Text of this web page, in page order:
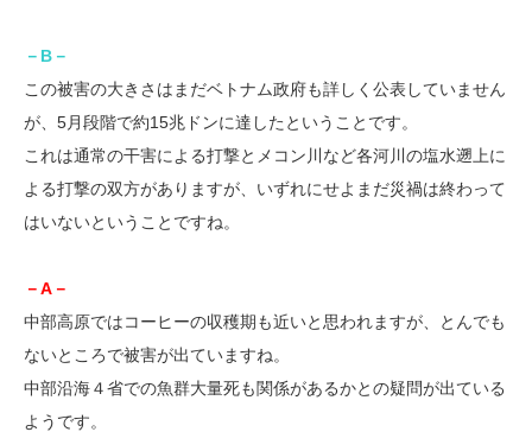
－B－
この被害の大きさはまだベトナム政府も詳しく公表していません
が、5月段階で約15兆ドンに達したということです。
これは通常の干害による打撃とメコン川など各河川の塩水遡上に
よる打撃の双方がありますが、いずれにせよまだ災禍は終わって
はいないということですね。
－A－
中部高原ではコーヒーの収穫期も近いと思われますが、とんでも
ないところで被害が出ていますね。
中部沿海４省での魚群大量死も関係があるかとの疑問が出ている
ようです。